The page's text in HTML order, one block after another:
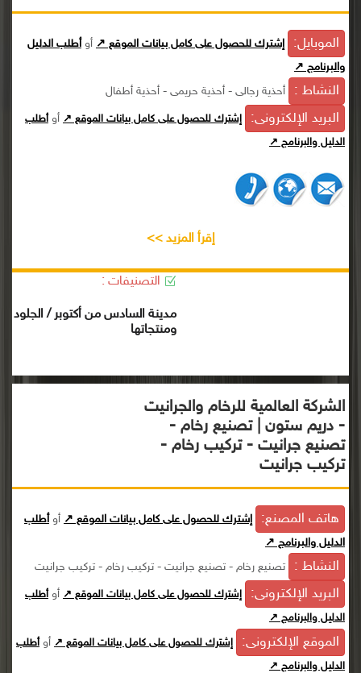
الموبايل: إشترك للحصول على كامل بيانات الموقع ↗ أوأطلب الدليل
والبرنامج ↗
النشاط : أحذية رجالى - أحذية حريمى - أحذية أطفال
البريد الإلكترونى: إشترك للحصول على كامل بيانات الموقع ↗ أوأطلب
الدليل والبرنامج ↗
إقرأ المزيد >>
التصنيفات :
مدينة السادس من أكتوبر / الجلود
ومنتجاتها
الشركة العالمية للرخام والجرانيت
- دريم ستون | تصنيع رخام -
تصنيع جرانيت - تركيب رخام -
تركيب جرانيت
هاتف المصنع: إشترك للحصول على كامل بيانات الموقع ↗ أوأطلب
الدليل والبرنامج ↗
النشاط : تصنيع رخام - تصنيع جرانيت - تركيب رخام - تركيب جرانيت
البريد الإلكترونى: إشترك للحصول على كامل بيانات الموقع ↗ أوأطلب
الدليل والبرنامج ↗
الموقع الإلكترونى: إشترك للحصول على كامل بيانات الموقع ↗ أوأطلب
الدليل والبرنامج ↗